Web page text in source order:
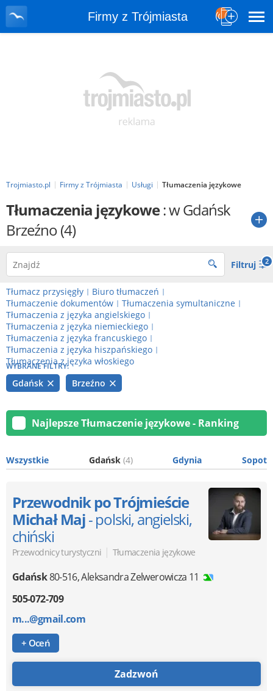
Firmy z Trójmiasta
Trojmiasto.pl Firmy z Trójmiasta Usługi Tłumaczenia językowe
Tłumaczenia językowe: w Gdańsk
Brzeźno(4)
Filtruj 2
Tłumacz przysięgły | Biuro tłumaczeń |
Tłumaczenie dokumentów | Tłumaczenia symultaniczne |
Tłumaczenia z języka angielskiego |
Tłumaczenia z języka niemieckiego |
Tłumaczenia z języka francuskiego |
Tłumaczenia z języka hiszpańskiego |
Tłumaczenia z języka włoskiego
WYBRANE FILTRY:
Gdańsk Brzeźno
Najlepsze Tłumaczenie językowe - Ranking
Wszystkie Gdańsk (4) Gdynia Sopot
Przewodnik po Trójmieście
Michał Maj- polski, angielski,
chiński
Przewodnicy turystyczni | Tłumaczenia językowe
Gdańsk80-516,Aleksandra Zelwerowicza 11
505-072-709
m...@gmail.com
+ Oceń
Zadzwoń